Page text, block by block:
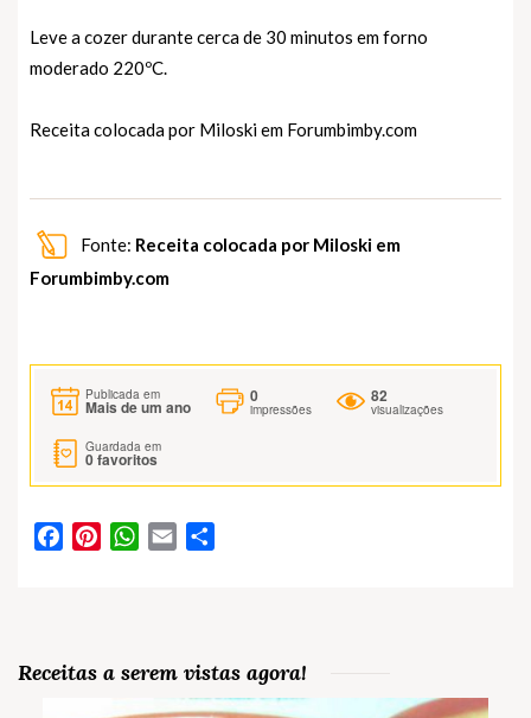
Leve a cozer durante cerca de 30 minutos em forno
moderado 220ºC.
Receita colocada por Miloski em Forumbimby.com
Fonte: Receita colocada por Miloski em
Forumbimby.com
Publicada em
Mais de um ano
0
impressões
82
visualizações
Guardada em
0favoritos
FacebookPinterestWhatsApp
Email
Receitas a serem vistas agora!